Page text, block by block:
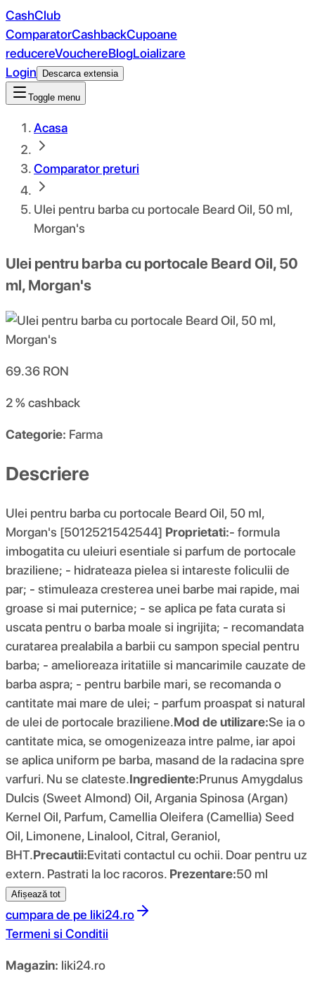
CashClub
ComparatorCashbackCupoane
reducereVouchereBlogLoializare
Login
Descarca extensia
Toggle menu
Acasa
Comparator preturi
Ulei pentru barba cu portocale Beard Oil, 50 ml,
Morgan's
Ulei pentru barba cu portocale Beard Oil, 50
ml, Morgan's
69.36 RON
2 %cashback
Categorie: Farma
Descriere
Ulei pentru barba cu portocale Beard Oil, 50 ml,
Morgan's [5012521542544] Proprietati:- formula
imbogatita cu uleiuri esentiale si parfum de portocale
braziliene; - hidrateaza pielea si intareste foliculii de
par; - stimuleaza cresterea unei barbe mai rapide, mai
groase si mai puternice; - se aplica pe fata curata si
uscata pentru o barba moale si ingrijita; - recomandata
curatarea prealabila a barbii cu sampon special pentru
barba; - amelioreaza iritatiile si mancarimile cauzate de
barba aspra; - pentru barbile mari, se recomanda o
cantitate mai mare de ulei; - parfum proaspat si natural
de ulei de portocale braziliene.Mod de utilizare:Se ia o
cantitate mica, se omogenizeaza intre palme, iar apoi
se aplica uniform pe barba, masand de la radacina spre
varfuri. Nu se clateste.Ingrediente:Prunus Amygdalus
Dulcis (Sweet Almond) Oil, Argania Spinosa (Argan)
Kernel Oil, Parfum, Camellia Oleifera (Camellia) Seed
Oil, Limonene, Linalool, Citral, Geraniol,
BHT.Precautii:Evitati contactul cu ochii. Doar pentru uz
extern. Pastrati la loc racoros. Prezentare:50 ml
Afișează tot
cumpara de pe liki24.ro
Termeni si Conditii
Magazin: liki24.ro